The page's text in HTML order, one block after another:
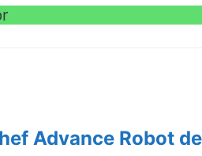
Advance Robot